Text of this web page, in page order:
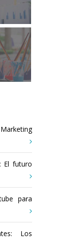
El futuro
para
Los